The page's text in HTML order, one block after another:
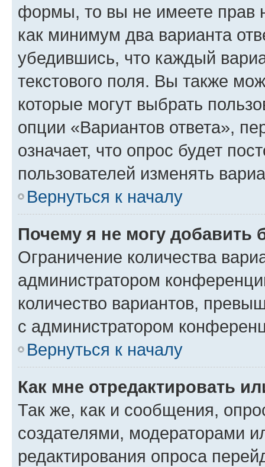
формы, то вы не имеете прав
как минимум два варианта
убедившись, что каждый
текстового поля. Вы также
которые могут выбрать
опции «Вариантов ответа»,
означает, что опрос будет
пользователей изменять
Вернуться к началу
Почему я не могу добавить
Ограничение количества
администратором
количество вариантов,
с администратором
Вернуться к началу
Как мне отредактировать
Так же, как и сообщения,
создателями, модераторами
редактирования опроса